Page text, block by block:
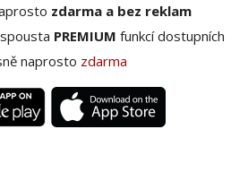
zdarma a bez reklam
PREMIUM funkcí dostupních
naprosto zdarma